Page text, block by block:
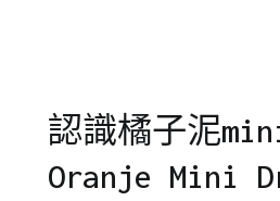
認識橘子泥
Oranje Mini